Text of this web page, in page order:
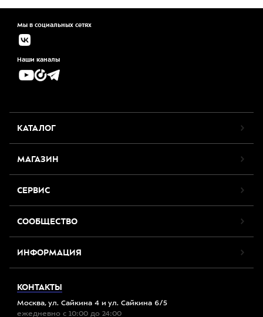
Мы в социальных сетях
Наши каналы
КАТАЛОГ
МАГАЗИН
СЕРВИС
СООБЩЕСТВО
ИНФОРМАЦИЯ
КОНТАКТЫ
Москва, ул. Сайкина 4 и ул. Сайкина 6/5
ежедневно с 10:00 до 24:00